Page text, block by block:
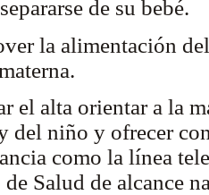
de su bebé.
la alimentación del
alta orientar a la
del niño y ofrecer
como la línea
Salud de alcance